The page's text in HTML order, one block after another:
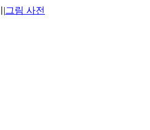
|그림 사전